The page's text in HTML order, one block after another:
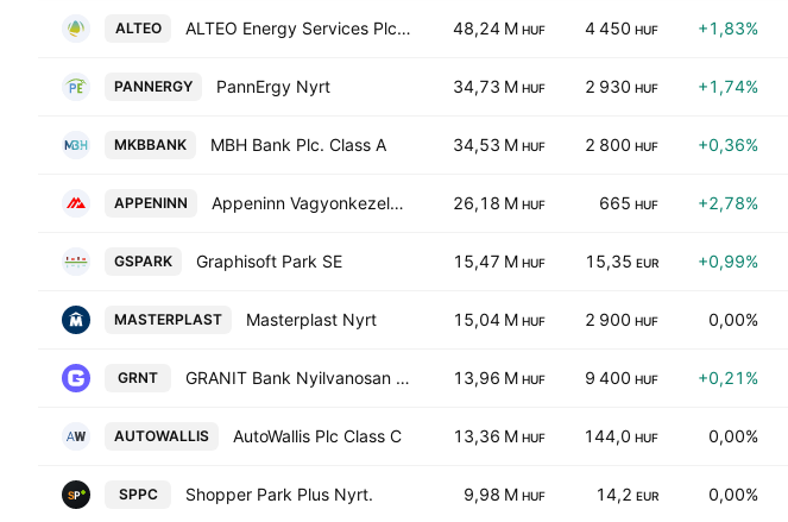
ALTEO ALTEO Energy Services Plc Class A 48,24 M HUF 4 450 HUF +1,83%
PANNERGY PannErgy Nyrt 34,73 M HUF 2 930 HUF +1,74%
MKBBANK MBH Bank Plc. Class A 34,53 M HUF 2 800 HUF +0,36%
APPENINN Appeninn Vagyonkezelo Holding Nyrt 26,18 M HUF 665 HUF +2,78%
GSPARK Graphisoft Park SE 15,47 M HUF 15,35 EUR +0,99%
MASTERPLAST Masterplast Nyrt 15,04 M HUF 2 900 HUF 0,00%
GRNT GRANIT Bank Nyilvanosan Mukodo Reszvenytarsasag 13,96 M HUF 9 400 HUF +0,21%
AUTOWALLIS AutoWallis Plc Class C 13,36 M HUF 144,0 HUF 0,00%
SPPC Shopper Park Plus Nyrt. 9,98 M HUF 14,2 EUR 0,00%